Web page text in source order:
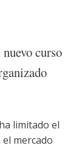
curso
limitado el
mercado